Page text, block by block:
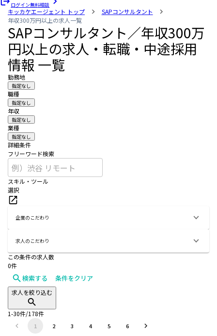
ログイン無料相談
キッカケエージェント トップ
SAPコンサルタント
年収300万円以上の求人一覧
SAPコンサルタント／年収300万
円以上の求人・転職・中途採用
情報 一覧
勤務地
指定なし
職種
指定なし
年収
指定なし
業種
指定なし
詳細条件
フリーワード検索
スキル・ツール
選択
企業のこだわり
求人のこだわり
この条件の求人数
0件
検索する 条件をクリア
求人を絞り込む
1-30件/178件
1 2 3 4 5 6